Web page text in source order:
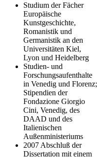
Studium der Fächer
Europäische
Kunstgeschichte,
Romanistik und
Germanistik an den
Universitäten Kiel,
Lyon und Heidelberg
Studien- und
Forschungsaufenthalte
in Venedig und Florenz;
Stipendien der
Fondazione Giorgio
Cini, Venedig, des
DAAD und des
Italienischen
Außenministeriums
2007 Abschluß der
Dissertation mit einem